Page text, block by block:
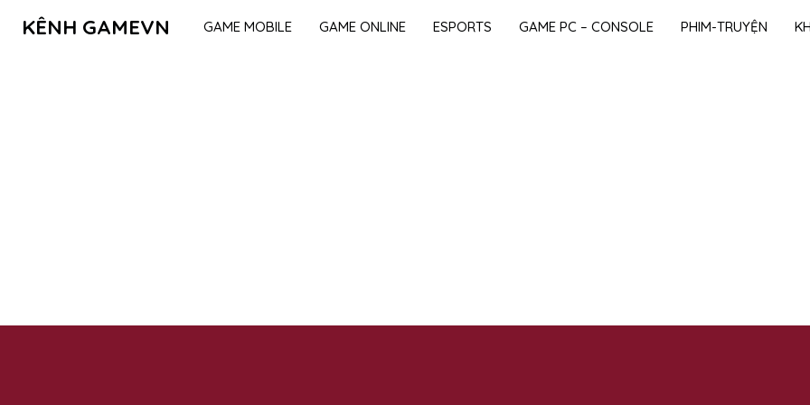
KÊNH GAMEVN GAME MOBILE GAME ONLINE ESPORTS GAME PC – CONSOLE PHIM-TRUYỆN